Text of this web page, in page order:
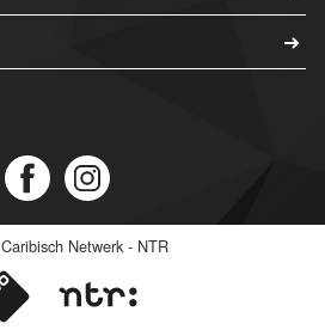
Caribisch Netwerk - NTR